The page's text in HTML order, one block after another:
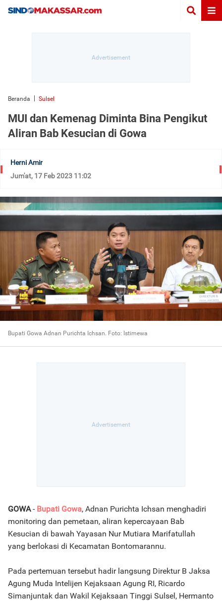
Beranda Sulsel
MUI dan Kemenag Diminta Bina Pengikut
Aliran Bab Kesucian di Gowa
Herni Amir
Jum'at, 17 Feb 2023 11:02
Bupati Gowa Adnan Purichta Ichsan. Foto: Istimewa
GOWA- Bupati Gowa, Adnan Purichta Ichsan menghadiri
monitoring dan pemetaan, aliran kepercayaan Bab
Kesucian di bawah Yayasan Nur Mutiara Marifatullah
yang berlokasi di Kecamatan Bontomarannu.
Pada pertemuan tersebut hadir langsung Direktur B Jaksa
Agung Muda Intelijen Kejaksaan Agung RI, Ricardo
Simanjuntak dan Wakil Kejaksaan Tinggi Sulsel, Hermanto